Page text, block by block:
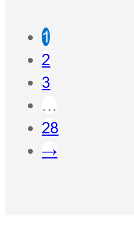
1
2
3
…
28
→